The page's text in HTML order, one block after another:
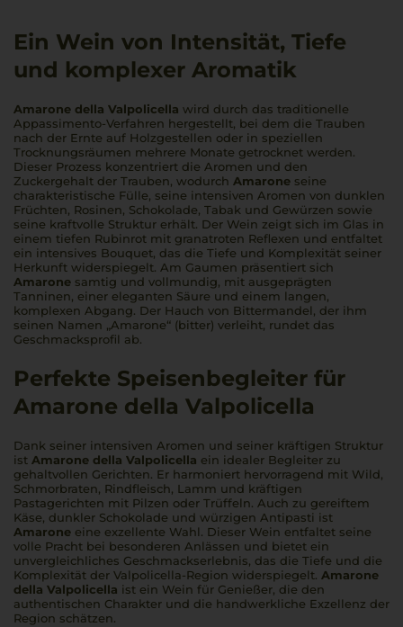
Ein Wein von Intensität, Tiefe
und komplexer Aromatik
Amarone della Valpolicella wird durch das traditionelle
Appassimento-Verfahren hergestellt, bei dem die Trauben
nach der Ernte auf Holzgestellen oder in speziellen
Trocknungsräumen mehrere Monate getrocknet werden.
Dieser Prozess konzentriert die Aromen und den
Zuckergehalt der Trauben, wodurch Amarone seine
charakteristische Fülle, seine intensiven Aromen von dunklen
Früchten, Rosinen, Schokolade, Tabak und Gewürzen sowie
seine kraftvolle Struktur erhält. Der Wein zeigt sich im Glas in
einem tiefen Rubinrot mit granatroten Reflexen und entfaltet
ein intensives Bouquet, das die Tiefe und Komplexität seiner
Herkunft widerspiegelt. Am Gaumen präsentiert sich
Amarone samtig und vollmundig, mit ausgeprägten
Tanninen, einer eleganten Säure und einem langen,
komplexen Abgang. Der Hauch von Bittermandel, der ihm
seinen Namen „Amarone“ (bitter) verleiht, rundet das
Geschmacksprofil ab.
Perfekte Speisenbegleiter für
Amarone della Valpolicella
Dank seiner intensiven Aromen und seiner kräftigen Struktur
ist Amarone della Valpolicella ein idealer Begleiter zu
gehaltvollen Gerichten. Er harmoniert hervorragend mit Wild,
Schmorbraten, Rindfleisch, Lamm und kräftigen
Pastagerichten mit Pilzen oder Trüffeln. Auch zu gereiftem
Käse, dunkler Schokolade und würzigen Antipasti ist
Amarone eine exzellente Wahl. Dieser Wein entfaltet seine
volle Pracht bei besonderen Anlässen und bietet ein
unvergleichliches Geschmackserlebnis, das die Tiefe und die
Komplexität der Valpolicella-Region widerspiegelt. Amarone
della Valpolicella ist ein Wein für Genießer, die den
authentischen Charakter und die handwerkliche Exzellenz der
Region schätzen.